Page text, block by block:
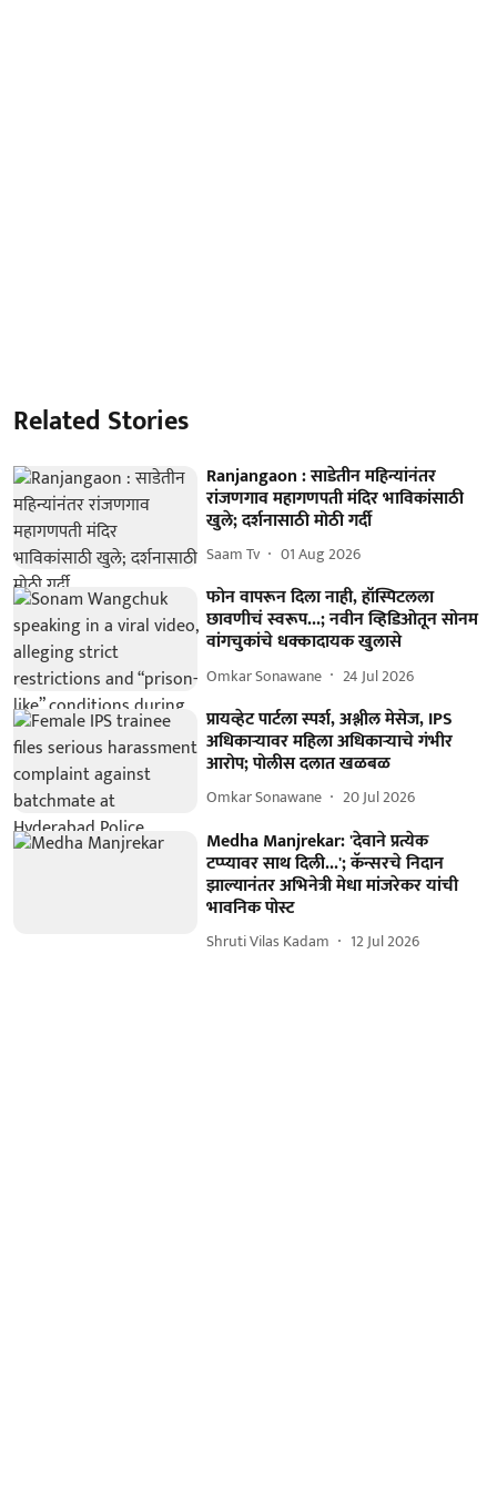
Related Stories
Ranjangaon : साडेतीन महिन्यांनंतर
रांजणगाव महागणपती मंदिर भाविकांसाठी
खुले; दर्शनासाठी मोठी गर्दी
Saam Tv 01 Aug 2026
फोन वापरून दिला नाही, हॉस्पिटलला
छावणीचं स्वरूप...; नवीन व्हिडिओतून सोनम
वांगचुकांचे धक्कादायक खुलासे
Omkar Sonawane 24 Jul 2026
प्रायव्हेट पार्टला स्पर्श, अश्लील मेसेज, IPS
अधिकाऱ्यावर महिला अधिकाऱ्याचे गंभीर
आरोप; पोलीस दलात खळबळ
Omkar Sonawane 20 Jul 2026
Medha Manjrekar: 'देवाने प्रत्येक
टप्प्यावर साथ दिली...'; कॅन्सरचे निदान
झाल्यानंतर अभिनेत्री मेधा मांजरेकर यांची
भावनिक पोस्ट
Shruti Vilas Kadam 12 Jul 2026